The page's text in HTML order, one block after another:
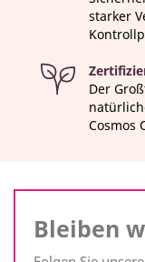
starker
Der
Cosmos
Bleiben